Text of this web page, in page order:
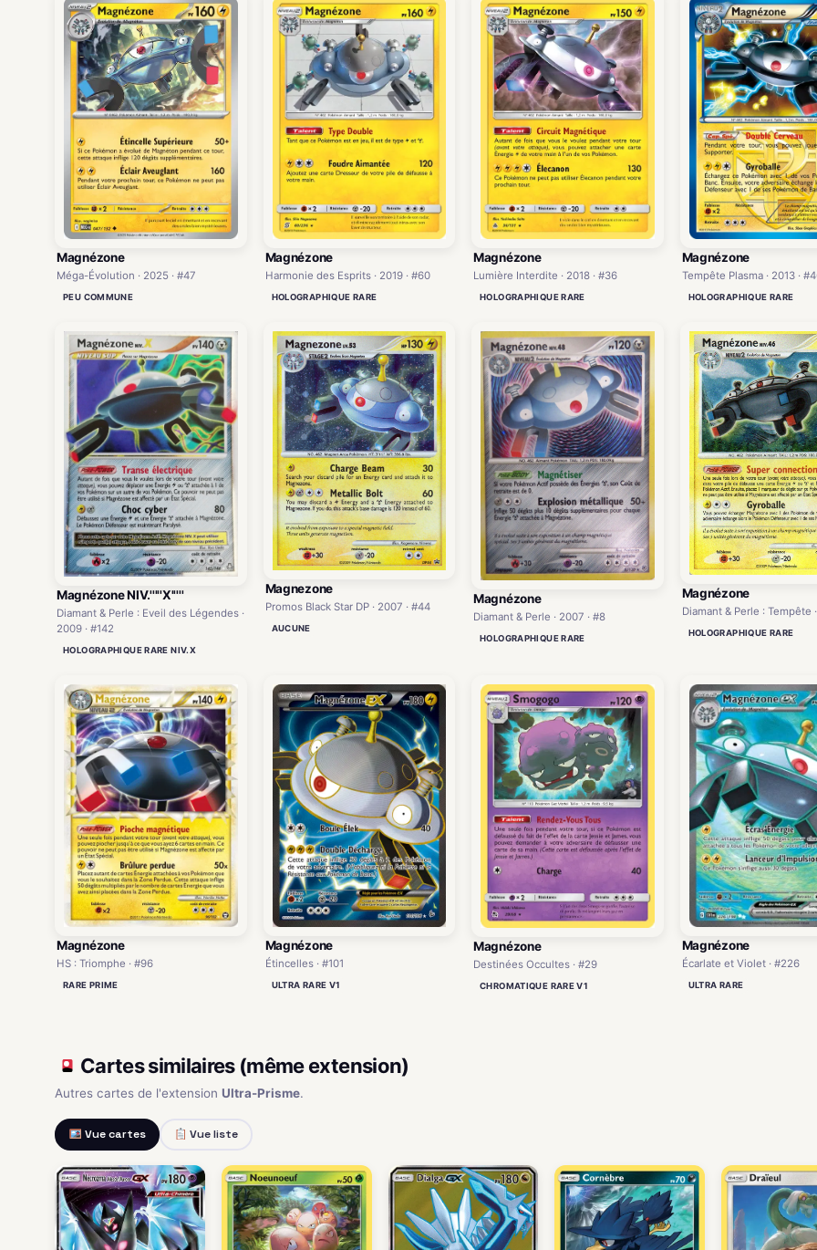
Magnézone
Méga-Évolution · 2025 · #47
PEU COMMUNE
Magnézone
Harmonie des Esprits · 2019 · #60
HOLOGRAPHIQUE RARE
Magnézone
Lumière Interdite · 2018 · #36
HOLOGRAPHIQUE RARE
Magnézone
Tempête Plasma · 2013 ·
HOLOGRAPHIQUE RARE
Magnézone NIV.'''''X'''''
Diamant & Perle : Eveil des Légendes ·
2009 · #142
HOLOGRAPHIQUE RARE NIV.X
Magnezone
Promos Black Star DP · 2007 · #44
AUCUNE
Magnézone
Diamant & Perle · 2007 · #8
HOLOGRAPHIQUE RARE
Magnézone
Diamant & Perle : Tempête
HOLOGRAPHIQUE RARE
Magnézone
HS : Triomphe · #96
RARE PRIME
Magnézone
Étincelles · #101
ULTRA RARE V1
Magnézone
Destinées Occultes · #29
CHROMATIQUE RARE V1
Magnézone
Écarlate et Violet · #226
ULTRA RARE
Cartes similaires (même extension)
Autres cartes de l'extension Ultra-Prisme.
Vue cartes Vue liste